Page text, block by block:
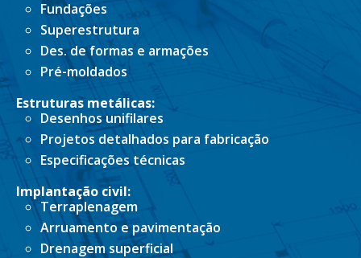
Fundações
Superestrutura
Des. de formas e armações
Pré-moldados
Estruturas metálicas:
Desenhos unifilares
Projetos detalhados para fabricação
Especificações técnicas
Implantação civil:
Terraplenagem
Arruamento e pavimentação
Drenagem superficial